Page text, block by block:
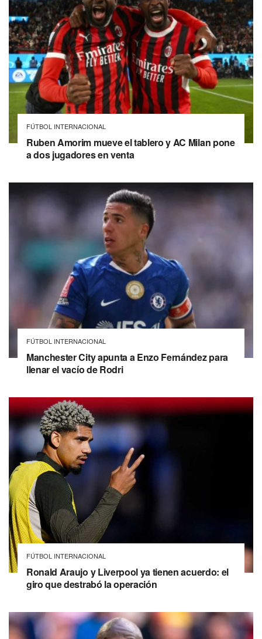
FÚTBOL INTERNACIONAL
Ruben Amorim mueve el tablero y AC Milan pone
a dos jugadores en venta
FÚTBOL INTERNACIONAL
Manchester City apunta a Enzo Fernández para
llenar el vacío de Rodri
FÚTBOL INTERNACIONAL
Ronald Araujo y Liverpool ya tienen acuerdo: el
giro que destrabó la operación